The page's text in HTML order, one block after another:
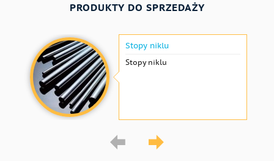
PRODUKTY DO SPRZEDAŻY
Stopy niklu
Stopy niklu